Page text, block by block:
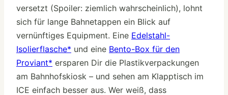
versetzt (Spoiler: ziemlich wahrscheinlich), lohnt
sich für lange Bahnetappen ein Blick auf
vernünftiges Equipment. Eine Edelstahl-
Isolierflasche* und eine Bento-Box für den
Proviant* ersparen Dir die Plastikverpackungen
am Bahnhofskiosk – und sehen am Klapptisch im
ICE einfach besser aus. Wer weiß, dass